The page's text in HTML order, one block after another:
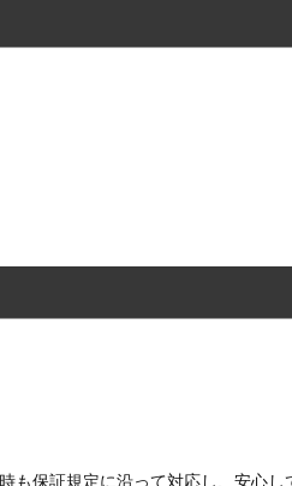
も保証規定に沿って対応し、安心